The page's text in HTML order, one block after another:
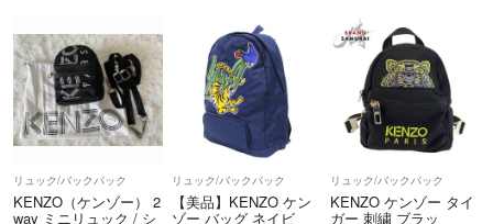
・お支払い後発送まで1～2日以内に発送しておりますが、店休日にご
購入・お支払いして頂いた場合、翌営業日の発送となりますので遅れる
場合がございます。あらかじめご了承下さいませ。
こちらのアカウントはラクマ公式パートナーの株式会社アスティオンに
よって運営されています。
□在庫について
当店の商品は複数の店舗にて併売を行っているため、ご注文手続きが完
リュック/バックパック
KENZO（ケンゾー） 2
way ミニリュック / シ
リュック/バックパック
【美品】KENZO ケン
ゾー バッグ ネイビ
リュック/バックパック
KENZO ケンゾー タイ
ガー 刺繍 ブラッ